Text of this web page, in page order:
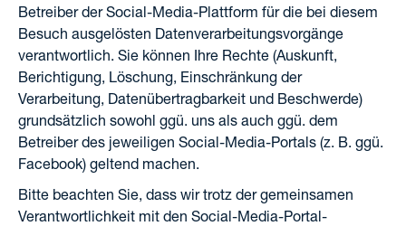
Betreiber der Social-Media-Plattform für die bei diesem
Besuch ausgelösten Datenverarbeitungsvorgänge
verantwortlich. Sie können Ihre Rechte (Auskunft,
Berichtigung, Löschung, Einschränkung der
Verarbeitung, Datenübertragbarkeit und Beschwerde)
grundsätzlich sowohl ggü. uns als auch ggü. dem
Betreiber des jeweiligen Social-Media-Portals (z. B. ggü.
Facebook) geltend machen.
Bitte beachten Sie, dass wir trotz der gemeinsamen
Verantwortlichkeit mit den Social-Media-Portal-